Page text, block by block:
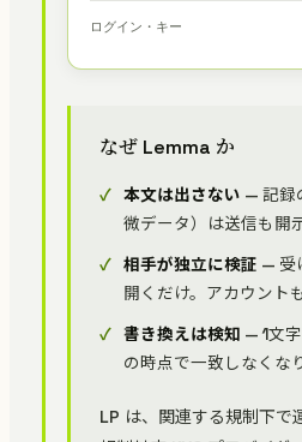
ログイン・キー
なぜ Lemma か
本文は出さない — 記録
微データ）は送信も開
相手が独立に検証 — 受
開くだけ。アカウント
書き換えは検知 — 1文
の時点で一致しなくな
LP は、関連する規制下